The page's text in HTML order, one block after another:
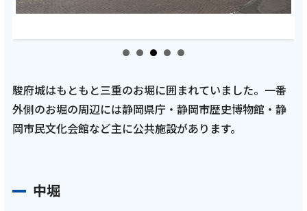
駿府城はもともと三重のお堀に囲まれていました。一番
外側のお堀の周辺には静岡県庁・静岡市歴史博物館・静
岡市民文化会館など主に公共施設があります。
中堀